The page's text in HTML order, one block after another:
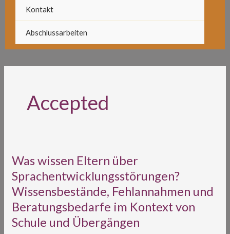
Kontakt
Abschlussarbeiten
Accepted
Was wissen Eltern über
Sprachentwicklungsstörungen?
Wissensbestände, Fehlannahmen und
Beratungsbedarfe im Kontext von
Schule und Übergängen
Was
wissen
Eltern
über
Sprachentwicklungsstörungen?
Wissensbestände,
Fehlannahmen